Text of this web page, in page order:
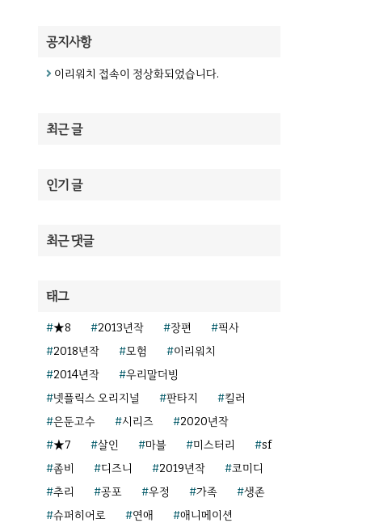
공지사항
이리워치 접속이 정상화되었습니다.
최근 글
인기 글
최근 댓글
태그
★8 2013년작 장편
픽사
2018년작
모험
이리워치
2014년작
우리말더빙
넷플릭스 오리지널
판타지
킬러
은둔고수
시리즈
2020년작
★7
살인 마블 미스터리
sf
좀비
디즈니 2019년작
코미디
추리
공포 우정 가족
생존
슈퍼히어로
연애
애니메이션